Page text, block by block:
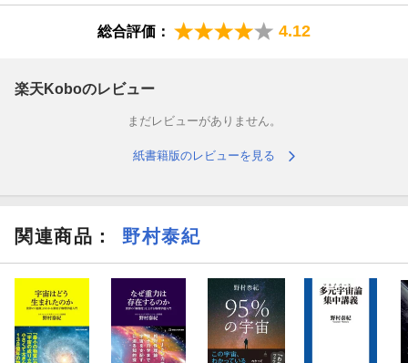
ルト・アインシュタインをはじめとする多くの科学者の長年にお
現代の宇宙論で科学的に調べることができる、私たちの宇宙が誕
ついて紹介したり、恒星や銀河、銀河団といった現在私たちが見
る構造の起源が、このような宇宙の超初期にどのようにして作ら
も触れていきます。
よく耳にする「ビッグバン宇宙」や「インフレーション宇宙」と
さらに、近年理論物理学者の間で急速に受け入れられつつある描
像である「マルチバース理論」を紹介します。この最新の描像に
よれば、私たちが全宇宙だと思っていたものは無数にある「宇宙
たち」の一つにすぎず、それら多くの宇宙においては素粒子の種
総合評価： 4.12
楽天Koboのレビュー
まだレビューがありません。
紙書籍版のレビューを見る
関連商品 ： 野村泰紀